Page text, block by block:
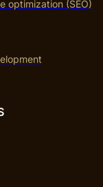
optimization (SEO)